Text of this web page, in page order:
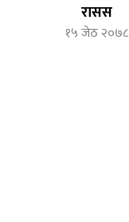
रासस
१५ जेठ २०७८